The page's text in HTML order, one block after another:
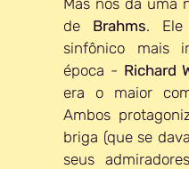
Mas nos dá uma
de Brahms. Ele
sinfônico mais
época - Richard
era o maior
Ambos
briga (que se
seus